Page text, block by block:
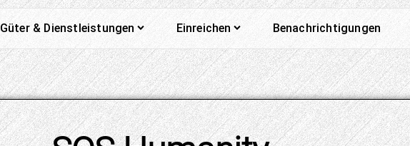
Güter & Dienstleistungen Einreichen Benachrichtigungen